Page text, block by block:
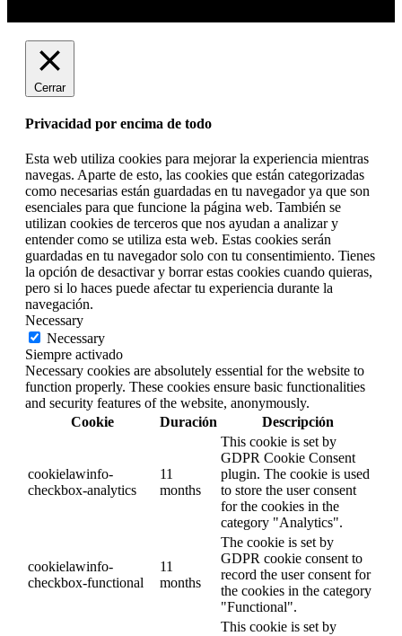
Cerrar
Privacidad por encima de todo
Esta web utiliza cookies para mejorar la experiencia mientras
navegas. Aparte de esto, las cookies que están categorizadas
como necesarias están guardadas en tu navegador ya que son
esenciales para que funcione la página web. También se
utilizan cookies de terceros que nos ayudan a analizar y
entender como se utiliza esta web. Estas cookies serán
guardadas en tu navegador solo con tu consentimiento. Tienes
la opción de desactivar y borrar estas cookies cuando quieras,
pero si lo haces puede afectar tu experiencia durante la
navegación.
Necessary
Necessary
Siempre activado
Necessary cookies are absolutely essential for the website to
function properly. These cookies ensure basic functionalities
and security features of the website, anonymously.
Cookie
Duración Descripción
cookielawinfo-
checkbox-analytics
11
months
This cookie is set by
GDPR Cookie Consent
plugin. The cookie is used
to store the user consent
for the cookies in the
category "Analytics".
cookielawinfo-
checkbox-functional
11
months
The cookie is set by
GDPR cookie consent to
record the user consent for
the cookies in the category
"Functional".
This cookie is set by